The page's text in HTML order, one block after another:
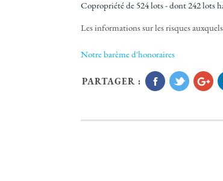
Copropriété de 524 lots - dont 242 lots
Les informations sur les risques
Notre barème d'honoraires
PARTAGER :